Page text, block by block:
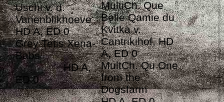
Uschi v. d.
Vanenblikhoeve
HD A, ED 0
Grey Tetis Xena-
Babs
HD A,
ED 0
MultiCh. Que
Belle Qamie du
Kvitka v.
Cantrikihof, HD
A, ED 0
MultCh. Qu One
from the
Dogsfarm